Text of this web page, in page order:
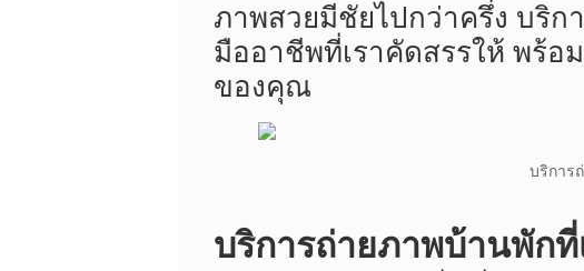
ภาพสวยมีชัยไปกว่าครึ่ง บริก
มืออาชีพที่เราคัดสรรให้ พร้
ของคุณ
บริการ
บริการถ่ายภาพบ้านพัก